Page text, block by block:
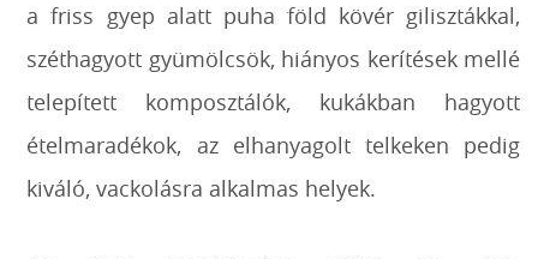
a friss gyep alatt puha föld kövér gilisztákkal,
széthagyott gyümölcsök, hiányos kerítések mellé
telepített komposztálók, kukákban hagyott
ételmaradékok, az elhanyagolt telkeken pedig
kiváló, vackolásra alkalmas helyek.